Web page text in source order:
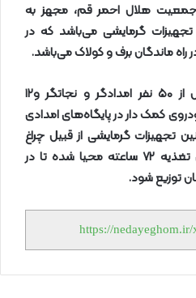
جمعیت هلال احمر قم، مجهز به
گرمایشی می‌باشد که در
راه ماندگان برف و کولاک می‌باشد.
از ۵۰نفر امدادگر و نجاتگر و۱۲
کمک دار در پایگاه‌های امدادی
گرمایشی از قبیل چراغ
تغذیه ۷۲ساعته محیا شده تا در
توزیع شود.
https://nedayeghom.ir/